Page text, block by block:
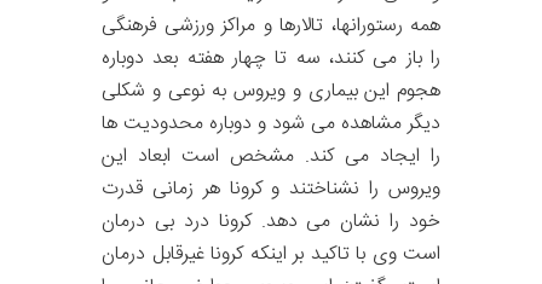
همه رستورانها، تالارها و مراکز ورزشی فرهنگی
را باز می کنند، سه تا چهار هفته بعد دوباره
هجوم این بیماری و ویروس به نوعی و شکلی
دیگر مشاهده می شود و دوباره محدودیت ها
را ایجاد می کند. مشخص است ابعاد این
ویروس را نشناختند و کرونا هر زمانی قدرت
خود را نشان می دهد. کرونا درد بی درمان
است وی با تاکید بر اینکه کرونا غیرقابل درمان